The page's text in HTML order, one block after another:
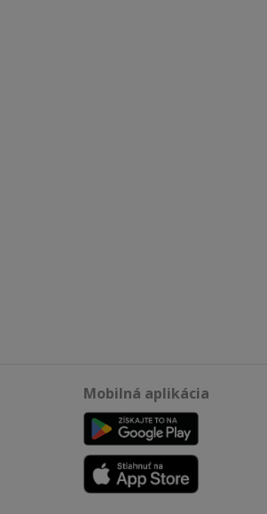
Mobilná aplikácia